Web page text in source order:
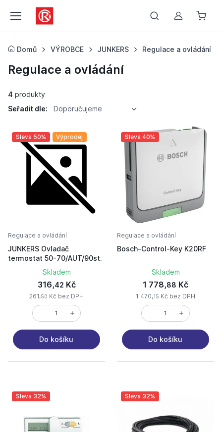
Můj účet
Domů VÝROBCE JUNKERS Regulace a ovládání
Regulace a ovládání
4 produkty
Seřadit dle:
Doporučujeme
Sleva 50% Výprodej
Regulace a ovládání
JUNKERS Ovladač
termostat 50-70/AUT/90st.
Skladem
316,42 Kč
261,50 Kč bez DPH
Do košíku
Sleva 40%
Regulace a ovládání
Bosch-Control-Key K20RF
Skladem
1 778,88 Kč
1 470,15 Kč bez DPH
Do košíku
Sleva 32% Sleva 32%